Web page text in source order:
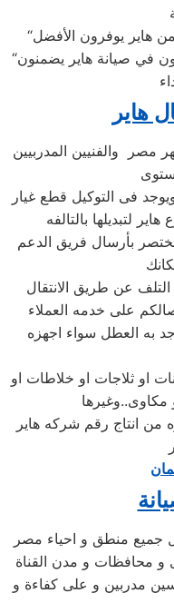
“خدمة فائقة: المهندسون المتخصصون في صيانة هاير يضمنون
هاير
مصر والفنيين المدربيين
فى التوكيل قطع غيار
لتبديلها بالتالفه
بأرسال فريق الدعم
عن طريق الانتقال
على خدمه العملاء
به العطل سواء اجهزه
او ثلاجات او خلاطات او
من انتاج رقم شركه هاير
جميع منطق و احياء مصر
و محافظات و مدن القناة
مدربين و على كفاءة و